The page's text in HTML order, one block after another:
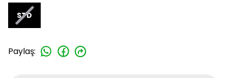
STD
Paylaş: